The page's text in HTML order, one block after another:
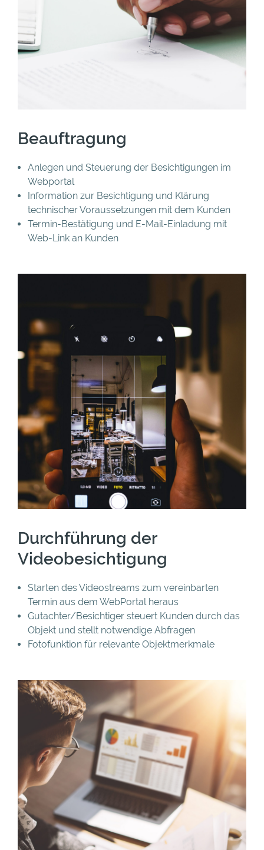
Beauftragung
Anlegen und Steuerung der Besichtigungen im
Webportal
Information zur Besichtigung und Klärung
technischer Voraussetzungen mit dem Kunden
Termin-Bestätigung und E-Mail-Einladung mit
Web-Link an Kunden
Durchführung der
Videobesichtigung
Starten des Videostreams zum vereinbarten
Termin aus dem WebPortal heraus
Gutachter/Besichtiger steuert Kunden durch das
Objekt und stellt notwendige Abfragen
Fotofunktion für relevante Objektmerkmale